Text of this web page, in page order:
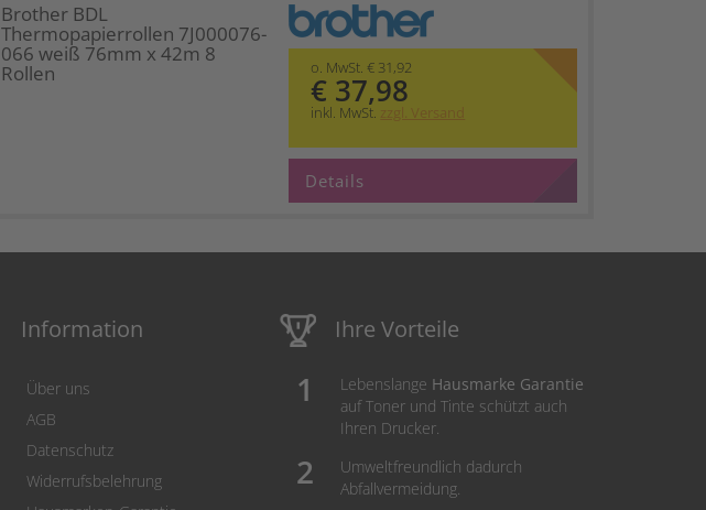
Brother BDL
Thermopapierrollen 7J000076-
066 weiß 76mm x 42m 8
Rollen o. MwSt. € 31,92
€ 37,98
inkl. MwSt. zzgl. Versand
Details
Information
Über uns
AGB
Datenschutz
Widerrufsbelehrung
Ihre Vorteile
Lebenslange Hausmarke Garantie
auf Toner und Tinte schützt auch
Ihren Drucker.
Umweltfreundlich dadurch
Abfallvermeidung.